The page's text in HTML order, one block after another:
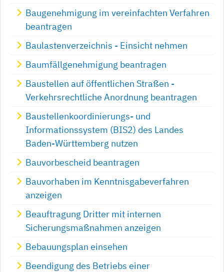
Baugenehmigung im vereinfachten Verfahren
beantragen
Baulastenverzeichnis - Einsicht nehmen
Baumfällgenehmigung beantragen
Baustellen auf öffentlichen Straßen -
Verkehrsrechtliche Anordnung beantragen
Baustellenkoordinierungs- und
Informationssystem (BIS2) des Landes
Baden-Württemberg nutzen
Bauvorbescheid beantragen
Bauvorhaben im Kenntnisgabeverfahren
anzeigen
Beauftragung Dritter mit internen
Sicherungsmaßnahmen anzeigen
Bebauungsplan einsehen
Beendigung des Betriebs einer